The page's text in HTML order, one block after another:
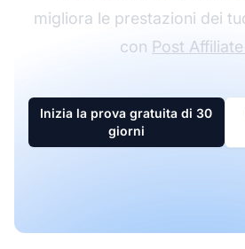
migliora le prestazioni dei
con Post
Inizia la prova gratuita di 30
giorni